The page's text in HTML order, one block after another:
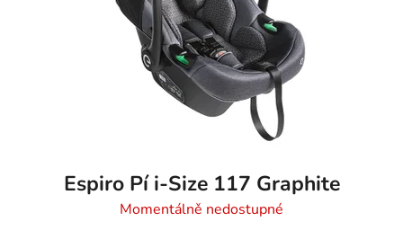
Espiro Pí i-Size 117 Graphite
Momentálně nedostupné